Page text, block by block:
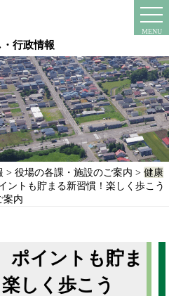
・行政情報
MENU
>役場の各課・施設のご案内 >健康
ントも貯まる新習慣！楽しく歩こう
案内
ポイントも貯ま
しく歩こう